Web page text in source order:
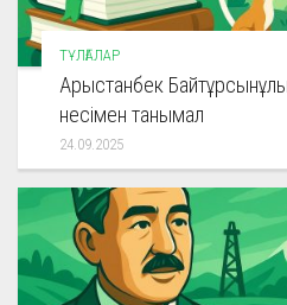
ТҰЛҒАЛАР
Арыстанбек
несімен танымал
24.09.2025